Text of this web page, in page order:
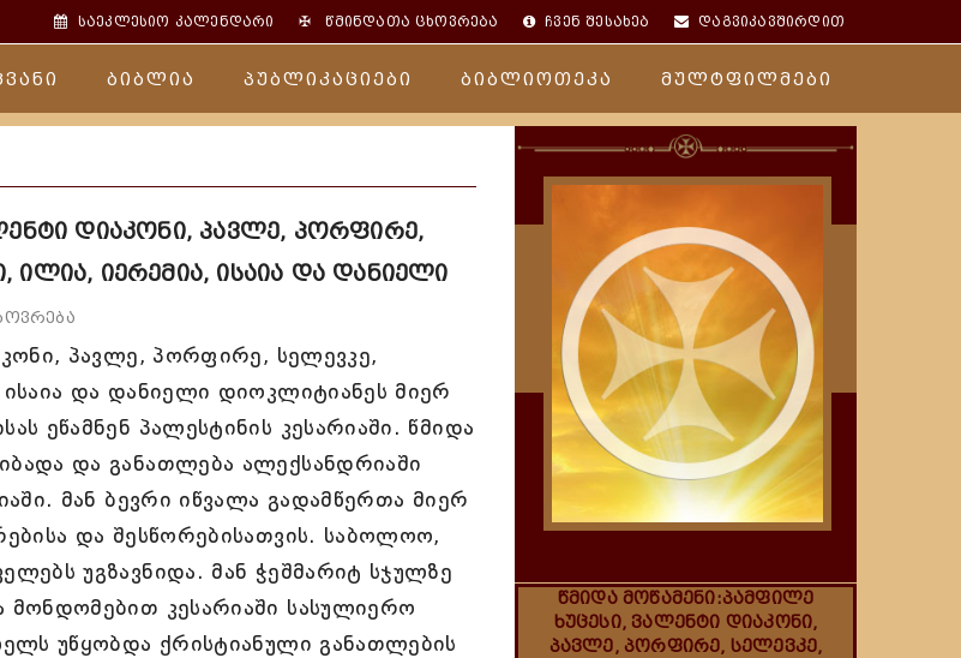
საეკლესიო კალენდარი ✠წმინდათა ცხოვრება ჩვენ შესახებ დაგვიკავშირდით
ბიბლია პუბლიკაციები ბიბლიოთეკა მულტფილმები
დიაკონი, პავლე, პორფირე,
იერემია, ისაია და დანიელი
პავლე, პორფირე, სელევკე,
და დანიელი დიოკლიტიანეს მიერ
ეწამნენ პალესტინის კესარიაში. წმიდა
და განათლება ალექსანდრიაში
მან ბევრი იწვალა გადამწერთა მიერ
და შესწორებისათვის. საბოლოო,
უგზავნიდა. მან ჭეშმარიტ სჯულზე
კესარიაში სასულიერო
უწყობდა ქრისტიანული განათლების
წმიდა მოწამენი:პამფილე
ხუცესი, ვალენტი დიაკონი,
პავლე, პორფირე, სელევკე,